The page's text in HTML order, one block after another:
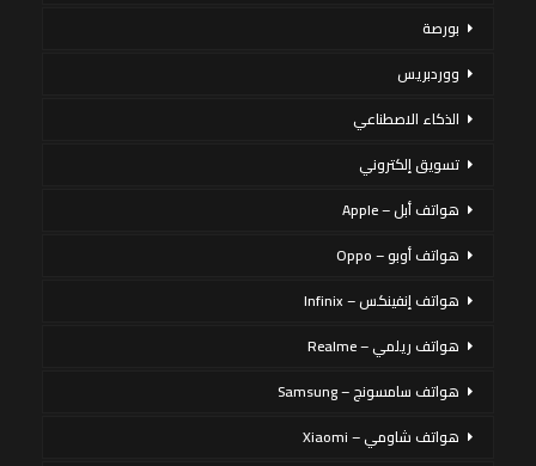
بورصة
ووردبريس
الذكاء الاصطناعي
تسويق إلكتروني
هواتف أبل – Apple
هواتف أوبو – Oppo
هواتف إنفينكس – Infinix
هواتف ريلمي – Realme
هواتف سامسونج – Samsung
هواتف شاومي – Xiaomi